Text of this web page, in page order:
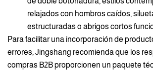
relajados con hombros caídos,
estructuradas o abrigos cortos
Para facilitar una incorporación de
errores, Jingshang recomienda que los
compras B2B proporcionen un paquete